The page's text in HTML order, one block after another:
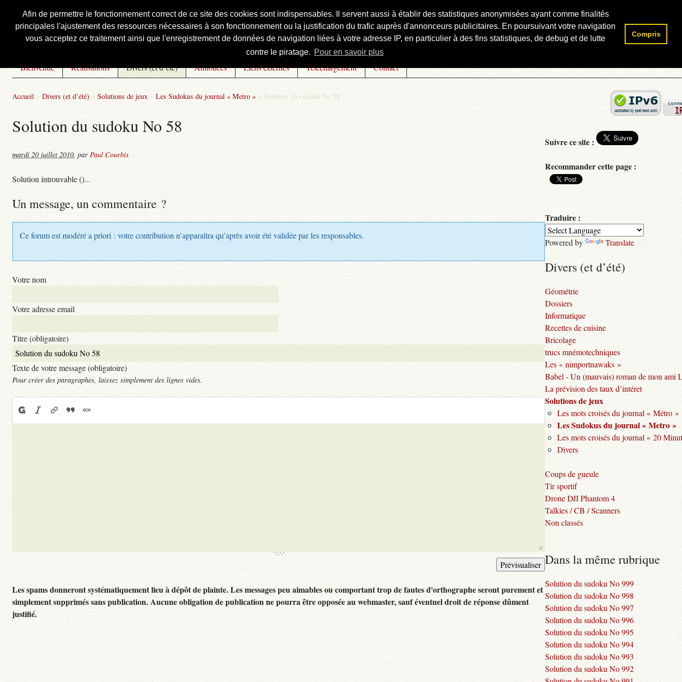
Afin de permettre le fonctionnement correct de ce site des cookies sont indispensables. Il servent aussi à établir des statistiques anonymisées ayant comme finalités
principales l'ajustement des ressources nécessaires à son fonctionnement ou la justification du trafic auprès d'annonceurs publicitaires. En poursuivant votre navigation
vous acceptez ce traitement ainsi que l'enregistrement de données de navigation liées à votre adresse IP, en particulier à des fins statistiques, de debug et de lutte
contre le piratage. Pour en savoir plus
Compris
Courbis, « LE » Blog Officiel
Bienvenue Réalisations Divers (et d’été) Annonces Liens externes Téléchargement Contact
Accueil > Divers (et d’été) > Solutions de jeux > Les Sudokus du journal « Metro » > Solution du sudoku No 58
Solution du sudoku No 58
mardi 20 juillet 2010, par Paul Courbis
Solution introuvable ()...
Un message, un commentaire ?
Ce forum est modéré a priori : votre contribution n’apparaîtra qu’après avoir été validée par les responsables.
Votre nom
Votre adresse email
Titre (obligatoire)
Texte de votre message (obligatoire)
Pour créer des paragraphes, laissez simplement des lignes vides.
Les spams donneront systématiquement lieu à dépôt de plainte. Les messages peu aimables ou comportant trop de fautes d'orthographe seront purement et
simplement supprimés sans publication. Aucune obligation de publication ne pourra être opposée au webmaster, sauf éventuel droit de réponse dûment
justifié.
Rechercher :
Suivre ce site :
Recommander cette page :
Traduire :
Powered by Translate
Divers (et d’été)
Géométrie
Dossiers
Informatique
Recettes de cuisine
Bricolage
trucs mnémotechniques
Les « nimportnawaks »
Babel - Un (mauvais) roman de mon ami
La prévision des taux d’intéret
Solutions de jeux
Les mots croisés du journal « Métro »
Les Sudokus du journal « Metro »
Les mots croisés du journal « 20
Divers
Coups de gueule
Tir sportif
Drone DJI Phantom 4
Talkies / CB / Scanners
Non classés
Dans la même rubrique
Solution du sudoku No 999
Solution du sudoku No 998
Solution du sudoku No 997
Solution du sudoku No 996
Solution du sudoku No 995
Solution du sudoku No 994
Solution du sudoku No 993
Solution du sudoku No 992